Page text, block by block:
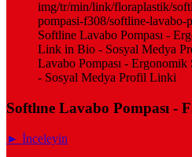
img/tr/min/link/floraplastik/
pompasi-f308/softline-lavabo-
Softline Lavabo Pompası -
Link in Bio - Sosyal Medya
Lavabo Pompası - Ergonomik
- Sosyal Medya Profil Linki
Softlıne Lavabo Pompası -
► İnceleyin